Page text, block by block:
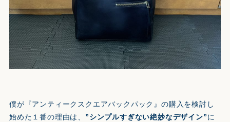
僕が『アンティークスクエアバックパック』の購入を検討し
始めた１番の理由は、 ”シンプルすぎない絶妙なデザイン”に